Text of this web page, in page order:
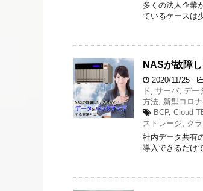
多くの法人企業
ているケースは
NASが故障
2020/11/25
ド, サーバ, デー
方法, 新型コロ
BCP, Cloud
ストレージ, ク
社内データ共有
導入できるだけ